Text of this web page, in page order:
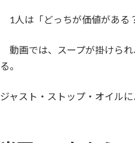
1人は「どっちが価値がある
動画では、スープが掛けられ
る。
ジャスト・ストップ・オイル